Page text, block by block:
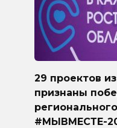
29 проектов
признаны
#МЫВМЕСТЕ-